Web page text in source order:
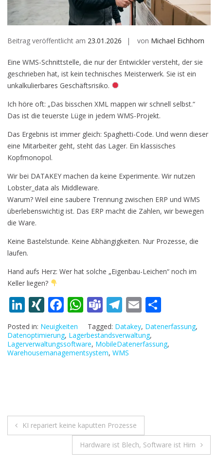
Beitrag veröffentlicht am 23.01.2026 von Michael Eichhorn
Eine WMS-Schnittstelle, die nur der Entwickler versteht, der sie
geschrieben hat, ist kein technisches Meisterwerk. Sie ist ein
unkalkulierbares Geschäftsrisiko.
Ich höre oft: „Das bisschen XML mappen wir schnell selbst.“
Das ist die teuerste Lüge in jedem WMS-Projekt.
Das Ergebnis ist immer gleich: Spaghetti-Code. Und wenn dieser
eine Mitarbeiter geht, steht das Lager. Ein klassisches
Kopfmonopol.
Wir bei DATAKEY machen da keine Experimente. Wir nutzen
Lobster_data als Middleware.
Warum? Weil eine saubere Trennung zwischen ERP und WMS
überlebenswichtig ist. Das ERP macht die Zahlen, wir bewegen
die Ware.
Keine Bastelstunde. Keine Abhängigkeiten. Nur Prozesse, die
laufen.
Hand aufs Herz: Wer hat solche „Eigenbau-Leichen“ noch im
Keller liegen?
Li
n
k
e
XI
N
G
F
ac
e
b
W
h
at
s
T
e
a
m
T
el
e
gr
E
m
ai
l
ei
le
n
Posted in: Neuigkeiten Tagged: Datakey, Datenerfassung,
Datenoptimierung, Lagerbestandsverwaltung,
Lagerverwaltungssoftware, MobileDatenerfassung,
Warehousemanagementsystem, WMS
Beitragsnavigation
KI repariert keine kaputten Prozesse
Hardware ist Blech, Software ist Hirn